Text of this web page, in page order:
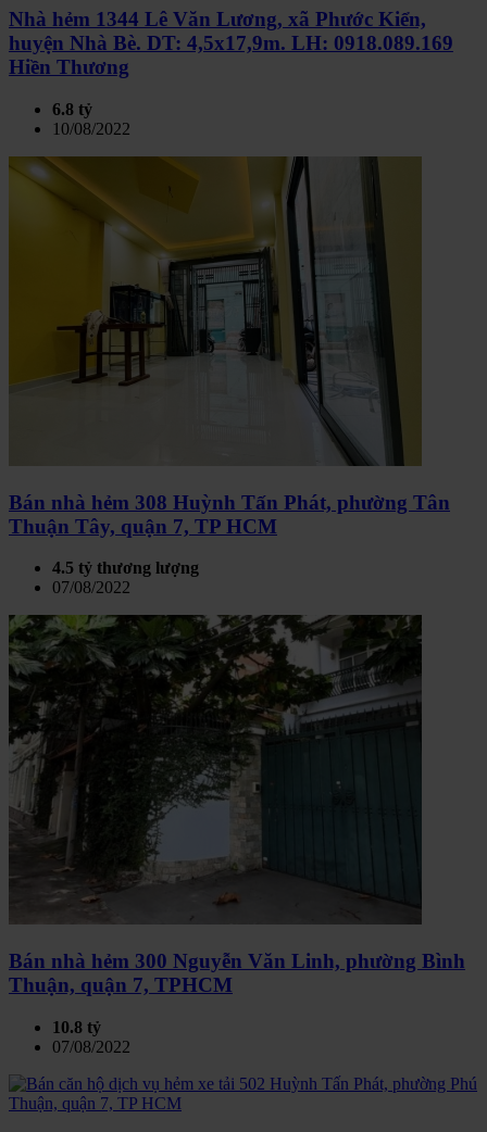
Nhà hẻm 1344 Lê Văn Lương, xã Phước Kiển,
huyện Nhà Bè. DT: 4,5x17,9m. LH: 0918.089.169
Hiền Thương
6.8 tỷ
10/08/2022
Bán nhà hẻm 308 Huỳnh Tấn Phát, phường Tân
Thuận Tây, quận 7, TP HCM
4.5 tỷ thương lượng
07/08/2022
Bán nhà hẻm 300 Nguyễn Văn Linh, phường Bình
Thuận, quận 7, TPHCM
10.8 tỷ
07/08/2022